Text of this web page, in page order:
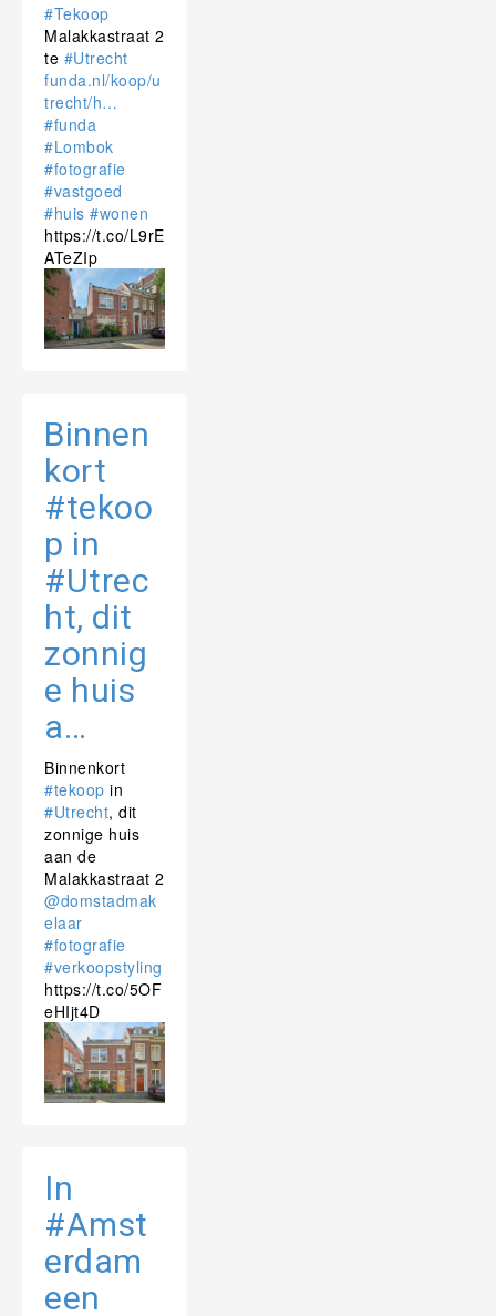
#Tekoop
Malakkastraat 2
te #Utrecht
funda.nl/koop/u
trecht/h…
#funda
#Lombok
#fotografie
#vastgoed
#huis #wonen
https://t.co/L9rE
ATeZIp
Binnen
kort
#tekoo
p in
#Utrec
ht, dit
zonnig
e huis
a…
Binnenkort
#tekoop in
#Utrecht, dit
zonnige huis
aan de
Malakkastraat 2
@domstadmak
elaar
#fotografie
#verkoopstyling
https://t.co/5OF
eHIjt4D
In
#Amst
erdam
een